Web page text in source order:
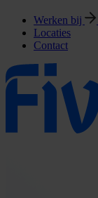
Werken bij
Locaties
Contact